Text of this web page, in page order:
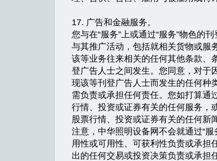
17. 广告和金融服务。
您与在“服务”上或通过“服务”物色的
与其推广活动，包括就相关货物或服
该等业务往来相关的任何其他条款、
登广告人士之间发生。您同意，对于
现该等刊登广告人士而发生的任何种
需负责或承担任何责任。您如打算通
行情、投资或证券有关的任何服务，
股票行情、投资或证券有关的任何新
注意，中华照明设备网不会就通过“
用性或可用性、可获利性负责或承担
出的任何交易或投资决策负责或承担